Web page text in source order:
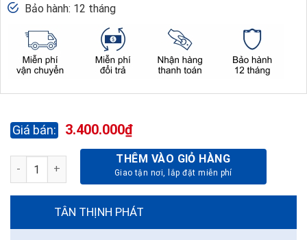
Bảo hành: 12 tháng
3.400.000₫
GHẾ LÃNH ĐẠO SG929-DA DP số lượng
THÊM VÀO GIỎ HÀNG
TÂN THỊNH PHÁT